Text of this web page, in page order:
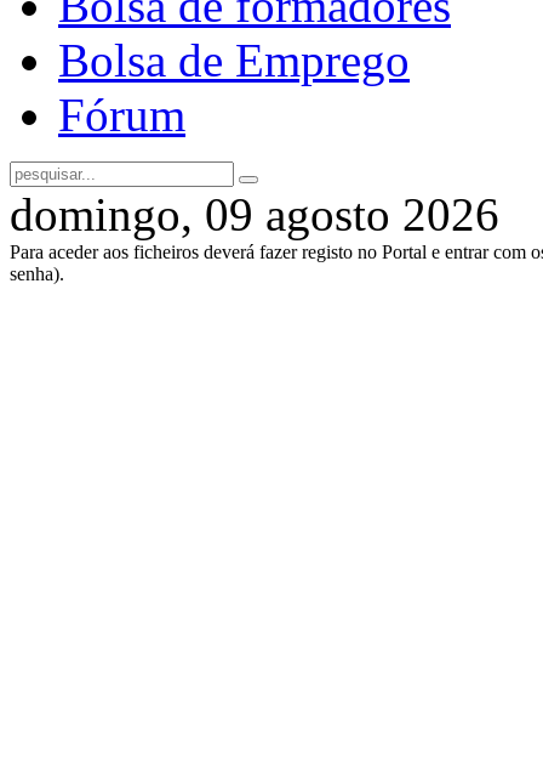
Bolsa de Emprego
Fórum
domingo, 09 agosto 2026
Para aceder aos ficheiros deverá fazer registo no Portal e entrar com
senha).